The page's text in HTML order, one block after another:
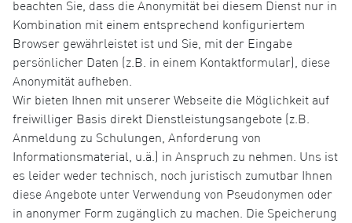
beachten Sie, dass die Anonymität bei diesem Dienst nur in
Kombination mit einem entsprechend konfiguriertem
Browser gewährleistet ist und Sie, mit der Eingabe
persönlicher Daten (z.B. in einem Kontaktformular), diese
Anonymität aufheben.
Wir bieten Ihnen mit unserer Webseite die Möglichkeit auf
freiwilliger Basis direkt Dienstleistungsangebote (z.B.
Anmeldung zu Schulungen, Anforderung von
Informationsmaterial, u.ä.) in Anspruch zu nehmen. Uns ist
es leider weder technisch, noch juristisch zumutbar Ihnen
diese Angebote unter Verwendung von Pseudonymen oder
in anonymer Form zugänglich zu machen. Die Speicherung